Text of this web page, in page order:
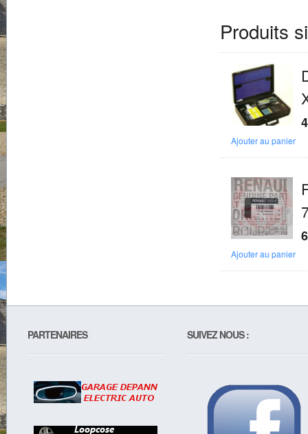
Produits
Ajouter au panier
Ajouter au panier
PARTENAIRES SUIVEZ NOUS :